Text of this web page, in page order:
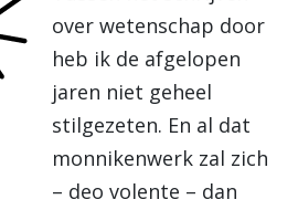
over wetenschap door
heb ik de afgelopen
jaren niet geheel
stilgezeten. En al dat
monnikenwerk zal zich
– deo volente – dan